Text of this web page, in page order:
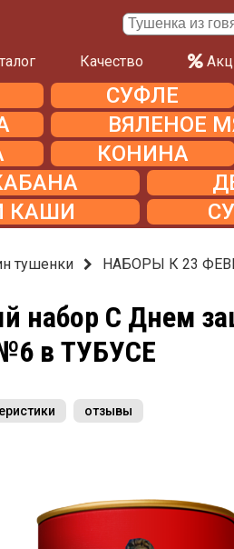
Качество
СУФЛЕ
ВЯЛЕНОЕ
КОНИНА
КАШИ
тушенки НАБОРЫ К 23
набор С Днем
в ТУБУСЕ
отзывы